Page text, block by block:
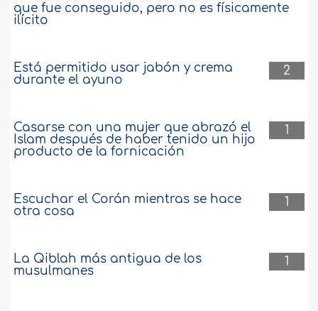
que fue conseguido, pero no es físicamente
ilícito
2
Está permitido usar jabón y crema
durante el ayuno
1
Casarse con una mujer que abrazó el
Islam después de haber tenido un hijo
producto de la fornicación
1
Escuchar el Corán mientras se hace
otra cosa
1
La Qiblah más antigua de los
musulmanes